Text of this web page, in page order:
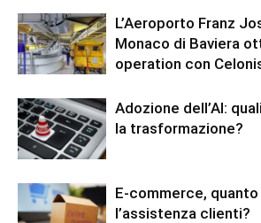
L’Aeroporto Franz
Monaco di Baviera
operation con
Adozione dell’AI:
la trasformazione?
E-commerce,
l’assistenza clienti?